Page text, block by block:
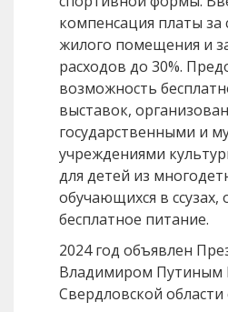
компенсация платы за
жилого помещения и
расходов до 30%.
возможность
выставок,
государственными и
учреждениями
для детей из
обучающихся в ссузах,
бесплатное питание.
2024 год объявлен
Владимиром Путиным
Свердловской